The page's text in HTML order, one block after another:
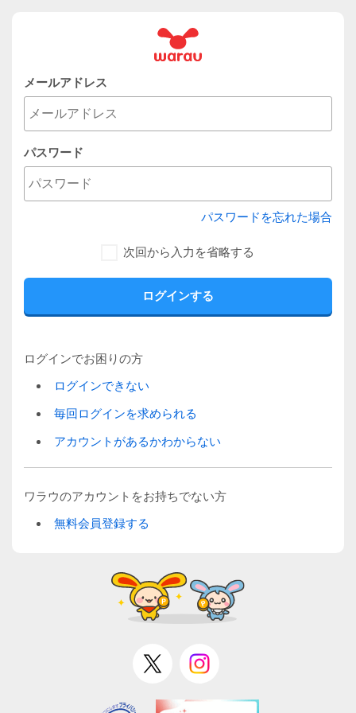
メールアドレス
パスワード
パスワードを忘れた場合
次回から入力を省略する
ログインでお困りの方
ログインできない
毎回ログインを求められる
アカウントがあるかわからない
ワラウのアカウントをお持ちでない方
無料会員登録する